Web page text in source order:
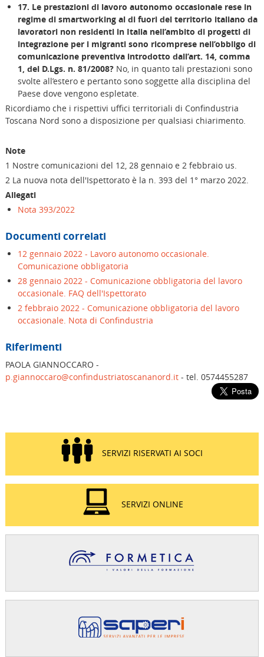
17. Le prestazioni di lavoro autonomo occasionale rese in
regime di smartworking al di fuori del territorio italiano da
lavoratori non residenti in Italia nell’ambito di progetti di
integrazione per i migranti sono ricomprese nell’obbligo di
comunicazione preventiva introdotto dall’art. 14, comma
1, del D.Lgs. n. 81/2008?No, in quanto tali prestazioni sono
svolte all’estero e pertanto sono soggette alla disciplina del
Paese dove vengono espletate.
Ricordiamo che i rispettivi uffici territoriali di Confindustria
Toscana Nord sono a disposizione per qualsiasi chiarimento.
Note
1 Nostre comunicazioni del 12, 28 gennaio e 2 febbraio us.
2 La nuova nota dell'Ispettorato è la n. 393 del 1° marzo 2022.
Allegati
Nota 393/2022
Documenti correlati
12 gennaio 2022 - Lavoro autonomo occasionale.
Comunicazione obbligatoria
28 gennaio 2022 - Comunicazione obbligatoria del lavoro
occasionale. FAQ dell'Ispettorato
2 febbraio 2022 - Comunicazione obbligatoria del lavoro
occasionale. Nota di Confindustria
Riferimenti
PAOLA GIANNOCCARO -
p.giannoccaro@confindustriatoscananord.it- tel. 0574455287
SERVIZI RISERVATI AI SOCI
SERVIZI ONLINE